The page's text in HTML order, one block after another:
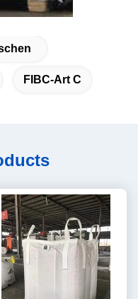
FIBC-Art C